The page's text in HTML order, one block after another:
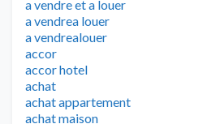
a vendre et a louer
a vendrea louer
a vendrealouer
accor
accor hotel
achat
achat appartement
achat maison